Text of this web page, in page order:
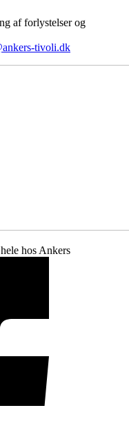
af forlystelser og
tivoli.dk
hos Ankers